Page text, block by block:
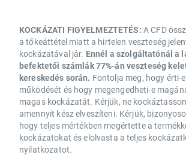
KOCKÁZATI FIGYELMEZTETÉS: A CFD
a tőkeáttétel miatt a hirtelen veszteség
kockázatával jár. Ennél a szolgáltatónál a
befektetői számlák 77%-án veszteség
kereskedés során. Fontolja meg, hogy érti-
működését és hogy megengedheti-e
magas kockázatát. Kérjük, ne
amennyit kész elveszíteni. Kérjük,
hogy teljes mértékben megértette a
kockázatokat és elolvasta a teljes
nyilatkozatot.